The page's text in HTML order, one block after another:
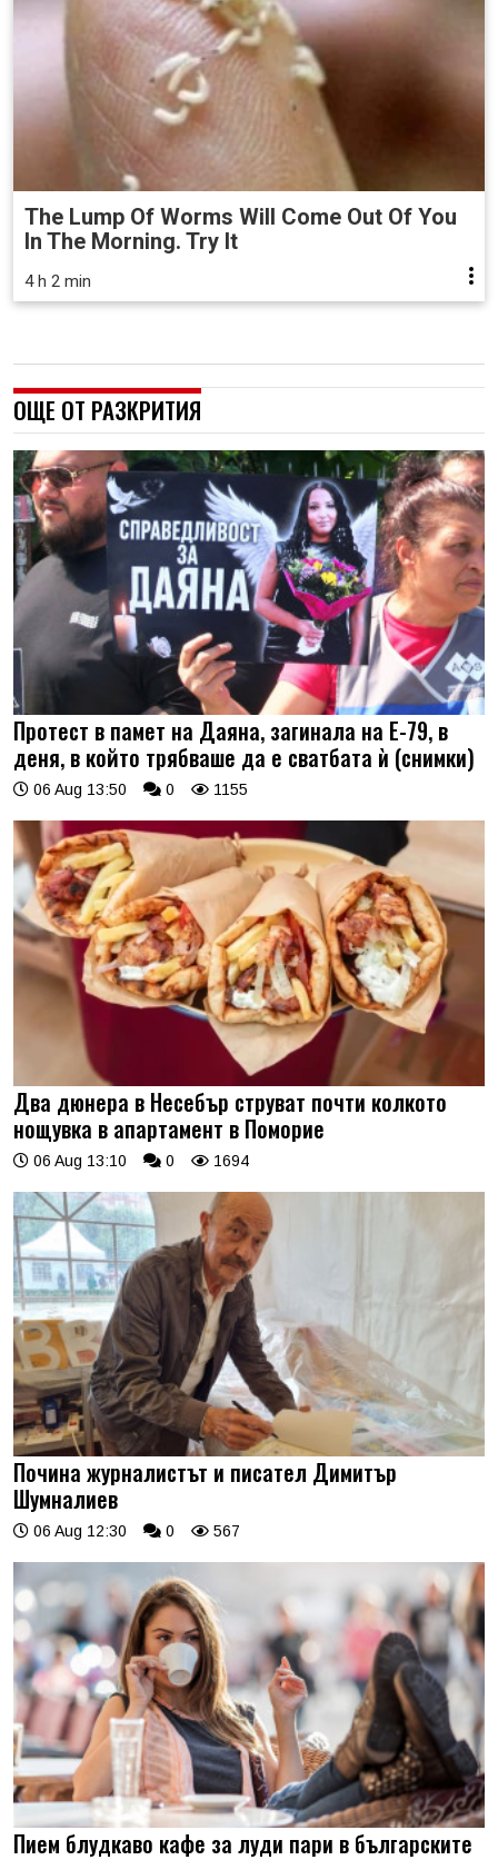
The Lump Of Worms Will Come Out Of You
In The Morning. Try It
4 h 2 min
ОЩЕ ОТ РАЗКРИТИЯ
Протест в памет на Даяна, загинала на Е-79, в
деня, в който трябваше да е сватбата ѝ (снимки)
06 Aug 13:50 0 1155
Два дюнера в Несебър струват почти колкото
нощувка в апартамент в Поморие
06 Aug 13:10 0 1694
Почина журналистът и писател Димитър
Шумналиев
06 Aug 12:30 0 567
Пием блудкаво кафе за луди пари в българските